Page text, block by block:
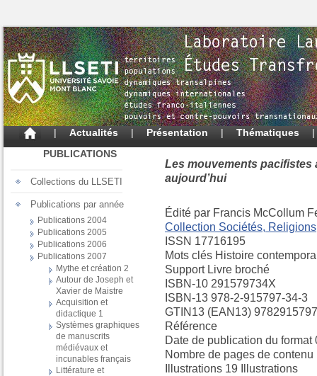
| Actualités | Présentation | Thématiques
PUBLICATIONS
Collections du LLSETI
Publications par année
Publications 2004
Publications 2005
Publications 2006
Publications 2007
Mythe et création 2
Autour de Joseph et
Xavier de Maistre
Acquisition et
didactique 1
Systèmes graphiques
de manuscrits
médiévaux et
incunables français
Littérature et
Les mouvements pacifistes
aujourd’hui
Édité par Francis McCollum
Collection Sociétés,
ISSN 17716195
Mots clés Histoire
Support Livre broché
ISBN-10 291579734X
ISBN-13 978-2-915797-34-3
GTIN13 (EAN13)
Référence
Date de publication du format
Nombre de pages de
Illustrations 19 Illustrations